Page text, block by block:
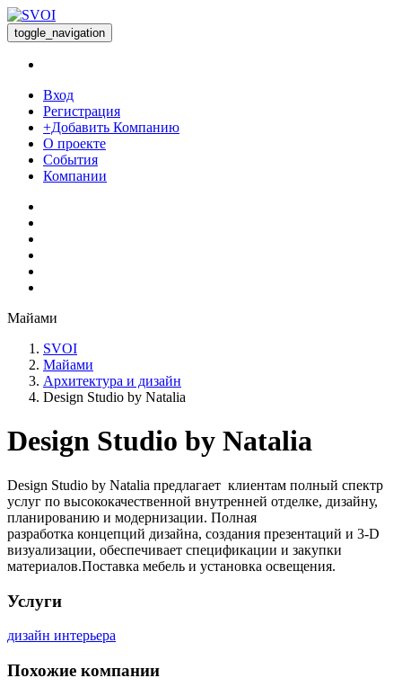
toggle_navigation
Вход
Регистрация
+Добавить Компанию
О проекте
События
Компании
Майами
SVOI
Майами
Архитектура и дизайн
Design Studio by Natalia
Design Studio by Natalia
Design Studio by Natalia предлагает клиентам полный спектр
услуг по высококачественной внутренней отделке, дизайну,
планированию и модернизации. Полная
разработка концепций дизайна, создания презентаций и 3-D
визуализации, обеспечивает спецификации и закупки
материалов.Поставка мебель и установка освещения.
Услуги
дизайн интерьера
Похожие компании